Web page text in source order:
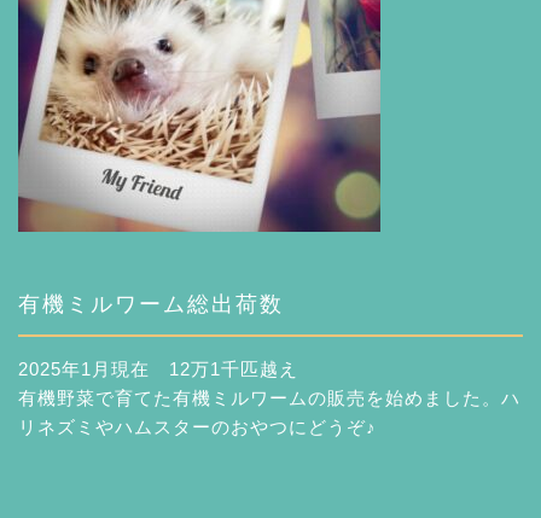
有機ミルワーム総出荷数
2025年1月現在 12万1千匹越え
有機野菜で育てた有機ミルワームの販売を始めました。ハ
リネズミやハムスターのおやつにどうぞ♪